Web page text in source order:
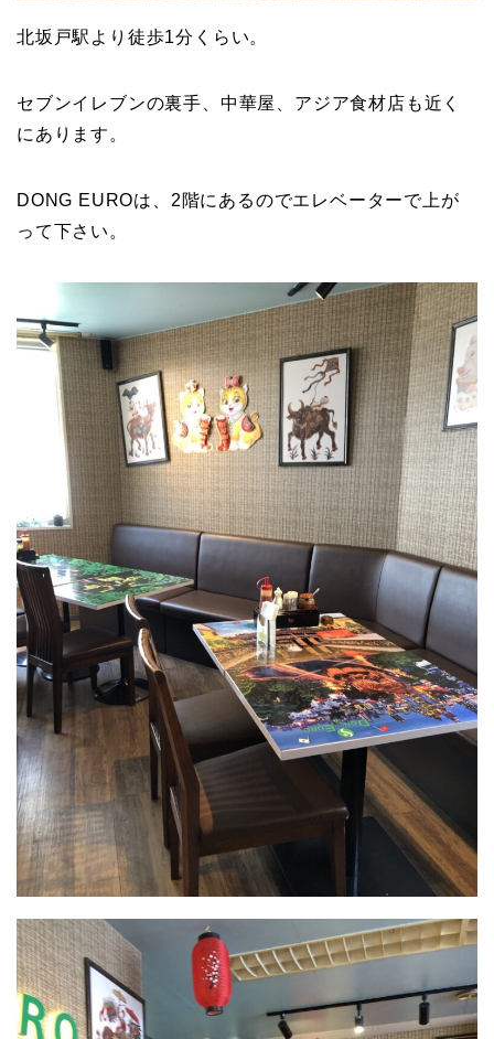
北坂戸駅より徒歩1分くらい。
セブンイレブンの裏手、中華屋、アジア食材店も近く
にあります。
DONG EUROは、2階にあるのでエレベーターで上が
って下さい。